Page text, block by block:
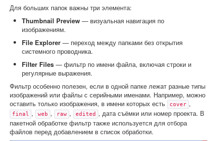
Для больших папок важны три элемента:
Thumbnail Preview — визуальная навигация по
изображениям.
File Explorer — переход между папками без открытия
системного проводника.
Filter Files — фильтр по имени файла, включая строки и
регулярные выражения.
Фильтр особенно полезен, если в одной папке лежат разные типы
изображений или файлы с серийными именами. Например, можно
оставить только изображения, в имени которых есть
cover ,
final , web , raw , edited
, дата съёмки или номер проекта. В
пакетной обработке фильтр также используется для отбора
файлов перед добавлением в список обработки.